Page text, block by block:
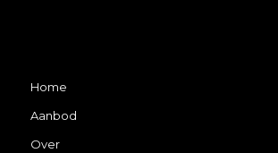
Home
Aanbod
Over